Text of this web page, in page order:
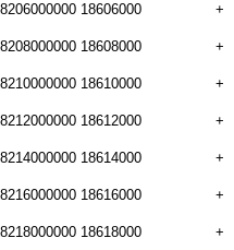
18606000 +
18608000 +
18610000 +
18612000 +
18614000 +
18616000 +
18618000 +